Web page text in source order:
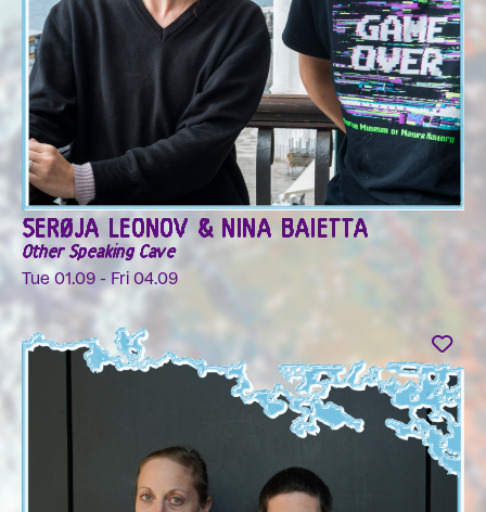
SERØJA LEONOV & NINA BAIETTA
Other Speaking Cave
Tue 01.09 - Fri 04.09